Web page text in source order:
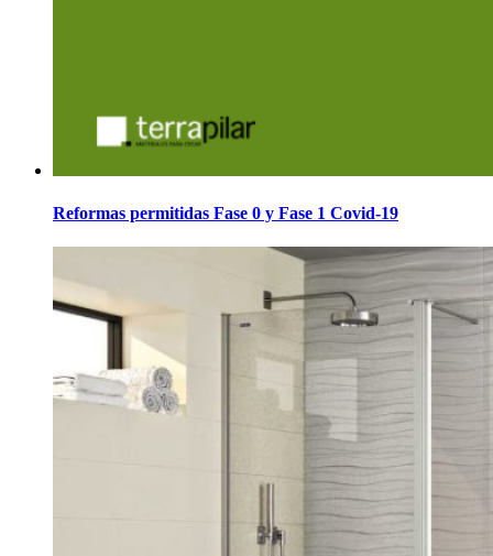
Reformas permitidas Fase 0 y Fase 1 Covid-19